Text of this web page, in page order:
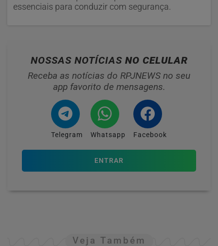
essenciais para conduzir com segurança.
NOSSAS NOTÍCIAS NO CELULAR
Receba as notícias do RPJNEWS no seu
app favorito de mensagens.
Telegram Whatsapp Facebook
ENTRAR
Veja Também